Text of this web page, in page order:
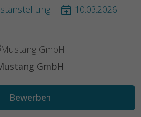
10.03.2026
GmbH
Bewerben